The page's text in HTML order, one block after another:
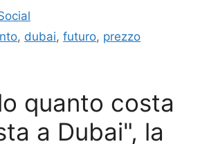
, dubai,futuro, prezzo
quanto costa
a Dubai", la